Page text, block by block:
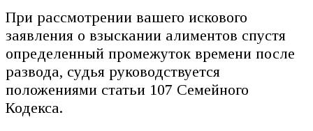
При рассмотрении вашего искового
заявления о взыскании алиментов спустя
определенный промежуток времени после
развода, судья руководствуется
положениями статьи 107 Семейного
Кодекса.